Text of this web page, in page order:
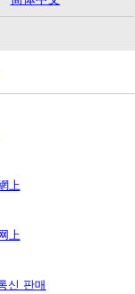
上
上
신 판매